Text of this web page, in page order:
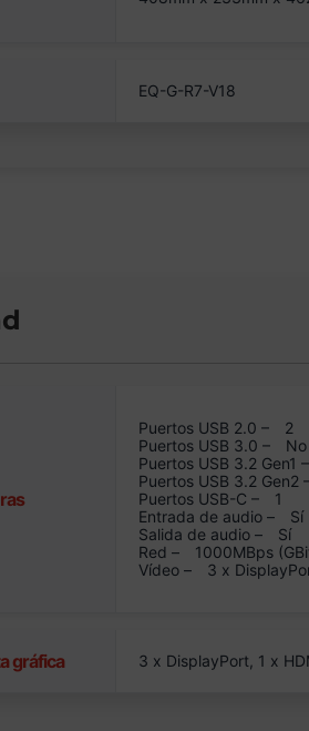
EQ-G-R7-V18
Puertos USB 2.0 –
2
Puertos USB 3.0 –
No
Puertos USB 3.2 Gen1 –
Puertos USB 3.2 Gen2
Puertos USB-C –
1
Entrada de audio –
Sí
Salida de audio –
Sí
Red –
1000MBps
Vídeo –
3 x
gráfica 3 x DisplayPort, 1 x